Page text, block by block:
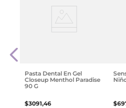
Pasta Dental En Gel
Closeup Menthol Paradise
90 G
$3091,46 $